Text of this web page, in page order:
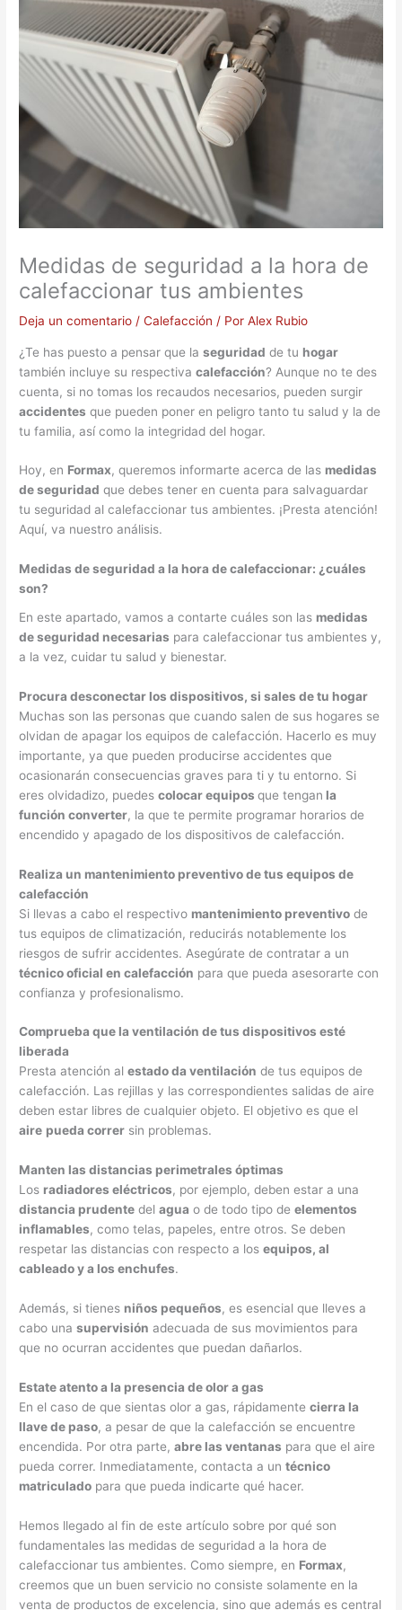
Medidas de seguridad a la hora de
calefaccionar tus ambientes
Deja un comentario /Calefacción / PorAlex Rubio
¿Te has puesto a pensar que laseguridad de tu hogar
también incluye su respectivacalefacción? Aunque no te des
cuenta, si no tomas los recaudos necesarios, pueden surgir
accidentes que pueden poner en peligro tanto tu salud y la de
tu familia, así como la integridad del hogar.
Hoy, en Formax, queremos informarte acerca de las medidas
de seguridad que debes tener en cuenta para salvaguardar
tu seguridad al calefaccionar tus ambientes. ¡Presta atención!
Aquí, va nuestro análisis.
Medidas de seguridad a la hora de calefaccionar: ¿cuáles
son?
En este apartado, vamos a contarte cuáles son las medidas
de seguridad necesarias para calefaccionar tus ambientes y,
a la vez, cuidar tu salud y bienestar.
Procura desconectar los dispositivos, si sales de tu hogar
Muchas son las personas que cuando salen de sus hogares se
olvidan de apagar los equipos de calefacción. Hacerlo es muy
importante, ya que pueden producirse accidentes que
ocasionarán consecuencias graves para ti y tu entorno. Si
eres olvidadizo, puedescolocar equiposque tengan la
función converter, la que te permite programar horarios de
encendido y apagado de los dispositivos de calefacción.
Realiza un mantenimiento preventivo de tus equipos de
calefacción
Si llevas a cabo el respectivo mantenimiento preventivo de
tus equipos de climatización, reducirás notablemente los
riesgos de sufrir accidentes. Asegúrate de contratar a un
técnico oficial en calefacción para que pueda asesorarte con
confianza y profesionalismo.
Comprueba que la ventilación de tus dispositivos esté
liberada
Presta atención alestado da ventilación de tus equipos de
calefacción. Las rejillas y las correspondientes salidas de aire
deben estar libres de cualquier objeto. El objetivo es que el
aire pueda correr sin problemas.
Manten las distancias perimetrales óptimas
Los radiadores eléctricos, por ejemplo, deben estar a una
distancia prudente delagua o de todo tipo deelementos
inflamables, como telas, papeles, entre otros. Se deben
respetar las distancias con respecto a losequipos, al
cableado y a los enchufes.
Además, si tienes niños pequeños, es esencial que lleves a
cabo unasupervisión adecuada de sus movimientos para
que no ocurran accidentes que puedan dañarlos.
Estate atento a la presencia de olor a gas
En el caso de que sientas olor a gas, rápidamentecierra la
llave de paso, a pesar de que la calefacción se encuentre
encendida. Por otra parte,abre las ventanas para que el aire
pueda correr. Inmediatamente, contacta a untécnico
matriculado para que pueda indicarte qué hacer.
Hemos llegado al fin de este artículo sobre por qué son
fundamentales las medidas de seguridad a la hora de
calefaccionar tus ambientes. Como siempre, en Formax,
creemos que un buen servicio no consiste solamente en la
venta de productos de excelencia, sino que además es central